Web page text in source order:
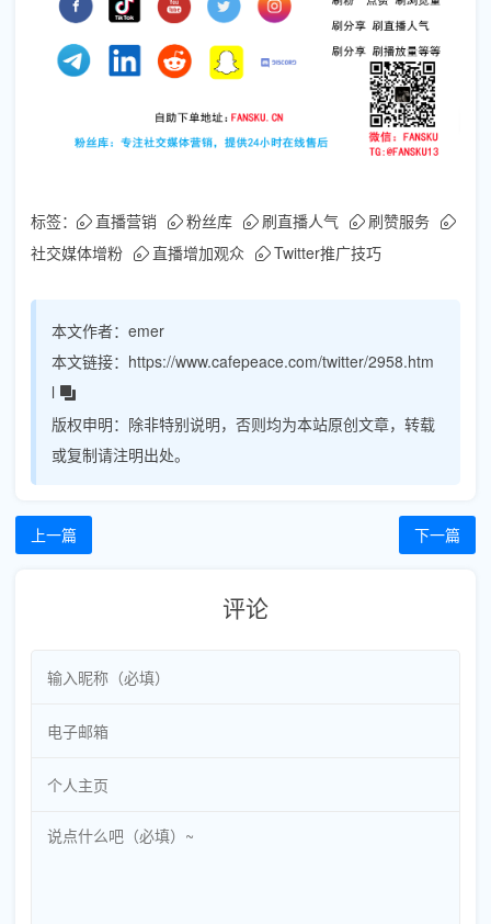
标签： 直播营销 粉丝库 刷直播人气
刷赞服务
社交媒体增粉
直播增加观众 Twitter推广技巧
本文作者： emer
本文链接： https://www.cafepeace.com/twitter/2958.htm
l
版权申明： 除非特别说明，否则均为本站原创文章，转载
或复制请注明出处。
上一篇 下一篇
评论